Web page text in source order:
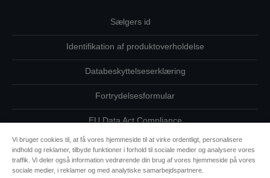
Sælgers id
Identifikation af produktoverholdelse
Databeskyttelseserklæring
Fortrydelsesformular
EU Data Act Compliance
Kontakt os vedrørende dine data
Oplysninger om cookies
Vi bruger cookies til, at få vores hjemmeside til at virke ordentligt, personalisere
indhold og reklamer, tilbyde funktioner i forhold til sociale medier og analysere vores
traffik. Vi deler også information vedrørende din brug af vores hjemmeside på vores
sociale medier, i reklamer og med analytiske samarbejdspartnere.